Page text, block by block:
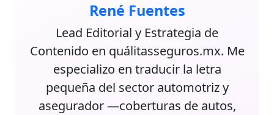
René Fuentes
Lead Editorial y Estrategia de
Contenido en quálitasseguros.mx. Me
especializo en traducir la letra
pequeña del sector automotriz y
asegurador —coberturas de autos,